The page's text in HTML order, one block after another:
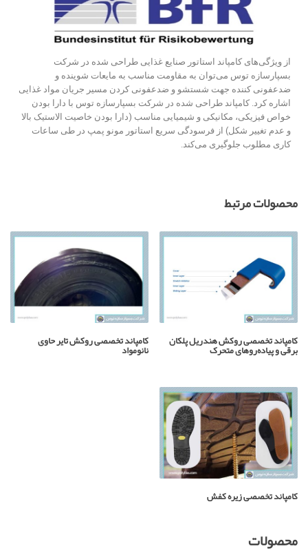
از ویژگی‌های کامپاند استاتور صنایع غذایی طراحی شده در شرکت
بسپارسازه توس می‌توان به مقاومت مناسب به مایعات شوینده و
ضدعفونی کننده جهت شستشو و ضدعفونی کردن مسیر جریان مواد غذایی
اشاره کرد. کامپاند طراحی شده در شرکت بسپارسازه توس با دارا بودن
خواص فیزیکی، مکانیکی و شیمیایی مناسب (دارا بودن خاصیت الاستیک بالا
و عدم تغییر شکل) از فرسودگی سریع استاتور مونو پمپ در طی ساعات
کاری مطلوب جلوگیری می‌کند.
محصولات مرتبط
کامپاند تخصصی روکش هندریل پلکان
برقی و پیاده‌روهای متحرک
کامپاند تخصصی روکش تایر حاوی
نانومواد
کامپاند تخصصی زیره کفش
محصولات